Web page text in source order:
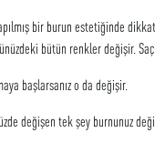
bir burun estetiğinde
bütün renkler değişir.
başlarsanız o da değişir.
değişen tek şey burnunuz